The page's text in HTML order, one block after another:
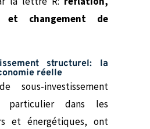
et changement de
structurel: la
réelle
sous-investissement
particulier dans les
et énergétiques, ont